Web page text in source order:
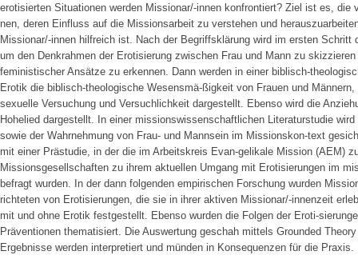
erotisierten Situationen werden Missionar/-innen konfrontiert? Ziel ist es, die
nen, deren Einfluss auf die Missionsarbeit zu verstehen und
Missionar/-innen hilfreich ist. Nach der Begriffsklärung wird im ersten Schritt
um den Denkrahmen der Erotisierung zwischen Frau und Mann zu
feministischer Ansätze zu erkennen. Dann werden in einer biblisch-
Erotik die biblisch-theologische Wesensmä-ßigkeit von Frauen und
sexuelle Versuchung und Versuchlichkeit dargestellt. Ebenso wird die
Hohelied dargestellt. In einer missionswissenschaftlichen Literaturstudie
sowie der Wahrnehmung von Frau- und Mannsein im Missionskon-text
mit einer Prästudie, in der die im Arbeitskreis Evan-gelikale Mission (AEM)
Missionsgesellschaften zu ihrem aktuellen Umgang mit Erotisierungen im
befragt wurden. In der dann folgenden empirischen Forschung wurden
richteten von Erotisierungen, die sie in ihrer aktiven Missionar/-innenzeit
mit und ohne Erotik festgestellt. Ebenso wurden die Folgen der Eroti-
Präventionen thematisiert. Die Auswertung geschah mittels Grounded
Ergebnisse werden interpretiert und münden in Konsequenzen für die Praxis.